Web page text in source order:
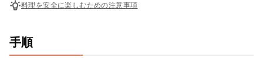
料理を安全に楽しむための注意事項
手順